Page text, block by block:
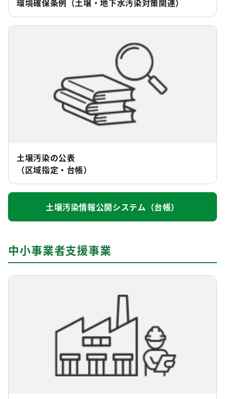
土壌汚染の公表
（区域指定・台帳）
土壌汚染情報公開システム（台帳）
中小事業者支援事業